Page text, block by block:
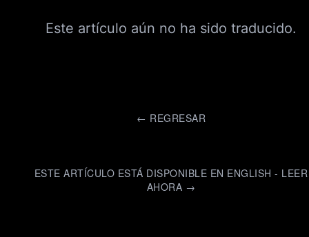
Este artículo aún no ha sido traducido.
← REGRESAR
ESTE ARTÍCULO ESTÁ DISPONIBLE EN ENGLISH - LEER
AHORA →